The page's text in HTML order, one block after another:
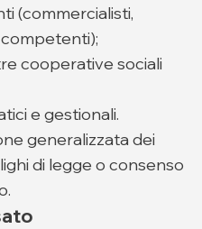
(commercialisti,
cooperative sociali
e gestionali.
generalizzata dei
di legge o consenso